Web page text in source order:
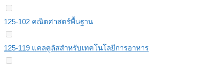
125-102 คณิตศาสตร์พื้นฐาน
125-119 แคลคูลัสสำหรับเทคโนโลยีการอาหาร